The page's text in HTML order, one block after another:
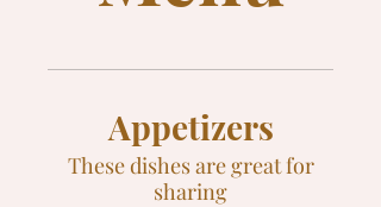
Appetizers
These dishes are great for
sharing